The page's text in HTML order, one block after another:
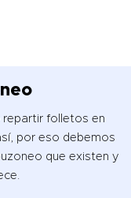
repartir folletos en
por eso debemos
que existen y